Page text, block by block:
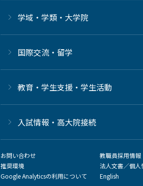
学域・学類・大学院
国際交流・留学
教育・学生支援・学生活動
⼊試情報・高大院接続
お問い合わせ
推奨環境
Google Analyticsの利用について
教職員採用情報
法人文書／個人
English